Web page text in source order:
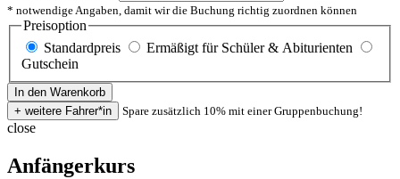
* notwendige Angaben, damit wir die Buchung richtig zuordnen können
Preisoption
Standardpreis
Ermäßigt für Schüler & Abiturienten
Gutschein
Spare zusätzlich 10% mit einer Gruppenbuchung!
close
Anfängerkurs